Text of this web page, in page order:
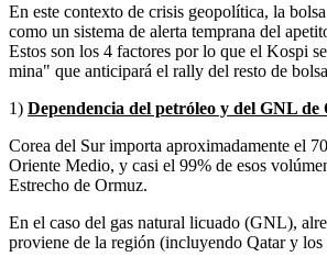
En este contexto de crisis geopolítica, la
como un sistema de alerta temprana del
Estos son los 4 factores por lo que el Kospi
mina" que anticipará el rally del resto de
1) Dependencia del petróleo y del GNL de
Corea del Sur importa aproximadamente el
Oriente Medio, y casi el 99% de esos
Estrecho de Ormuz.
En el caso del gas natural licuado (GNL),
proviene de la región (incluyendo Qatar y los